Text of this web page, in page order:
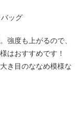
強度も上がるので、
はおすすめです！
き目のななめ模様な